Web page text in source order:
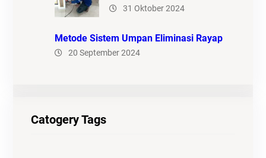
31 Oktober 2024
Metode Sistem Umpan Eliminasi Rayap
20 September 2024
Catogery Tags